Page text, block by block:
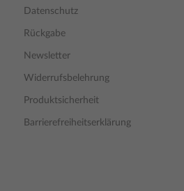
Datenschutz
Rückgabe
Newsletter
Widerrufsbelehrung
Produktsicherheit
Barrierefreiheitserklärung